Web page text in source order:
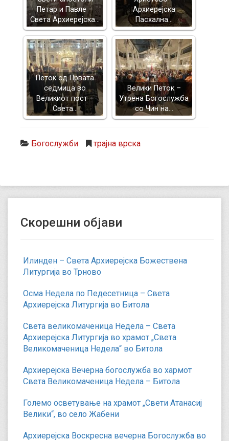
Петар и Павле –
Света Архиерејска…
Архиерејска
Пасхална…
Петок од Првата
седмица во
Великиот пост –
Света…
Велики Петок –
Утрена Богослужба
со Чин на…
Богослужби трајна врска
Скорешни објави
Илинден – Света Архиерејска Божествена
Литургија во Трново
Осма Недела по Педесетница – Света
Архиерејска Литургија во Битола
Света великомаченица Недела – Света
Архиерејска Литургија во храмот „Света
Великомаченица Недела“ во Битола
Архиерејска Вечерна богослужба во хармот
Света Великомаченица Недела – Битола
Големо осветување на храмот „Свети Атанасиј
Велики“, во село Жабени
Архиерејска Воскресна вечерна Богослужба во